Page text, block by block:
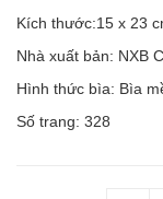
Kích thước:15 x 23
Nhà xuất bản: NXB
Hình thức bìa: Bìa
Số trang: 328